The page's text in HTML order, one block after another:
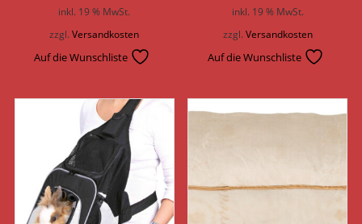
inkl. 19 % MwSt.
zzgl.Versandkosten
Auf die Wunschliste
inkl. 19 % MwSt.
zzgl. Versandkosten
Auf die Wunschliste